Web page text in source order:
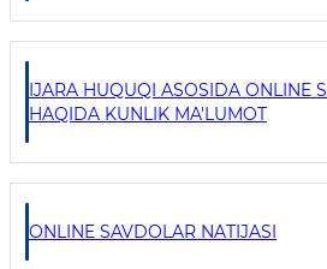
IJARA HUQUQI ASOSIDA ONLINE
HAQIDA KUNLIK MA'LUMOT
ONLINE SAVDOLAR NATIJASI